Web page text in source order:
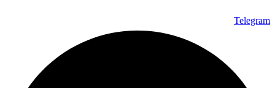
Telegram